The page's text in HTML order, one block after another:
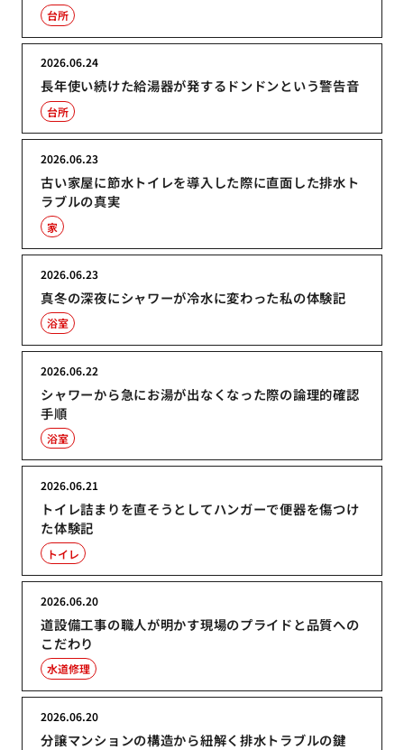
台所
長年使い続けた給湯器が発するドンドンという警告音
2026.06.24
台所
古い家屋に節水トイレを導入した際に直面した排水ト
ラブルの真実
2026.06.23
家
真冬の深夜にシャワーが冷水に変わった私の体験記
2026.06.23
浴室
シャワーから急にお湯が出なくなった際の論理的確認
手順
2026.06.22
浴室
トイレ詰まりを直そうとしてハンガーで便器を傷つけ
た体験記
2026.06.21
トイレ
道設備工事の職人が明かす現場のプライドと品質への
こだわり
2026.06.20
水道修理
分譲マンションの構造から紐解く排水トラブルの鍵
2026.06.20